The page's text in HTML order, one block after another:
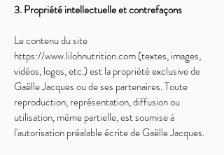
3. Propriété intellectuelle et contrefaçons
Le contenu du site
https://www.lilohnutrition.com(textes, images,
vidéos, logos, etc.) est la propriété exclusive de
Gaëlle Jacques ou de ses partenaires. Toute
reproduction, représentation, diffusion ou
utilisation, même partielle, est soumise à
l'autorisation préalable écrite de Gaëlle Jacques.